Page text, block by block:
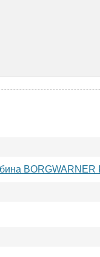
BORGWARNER